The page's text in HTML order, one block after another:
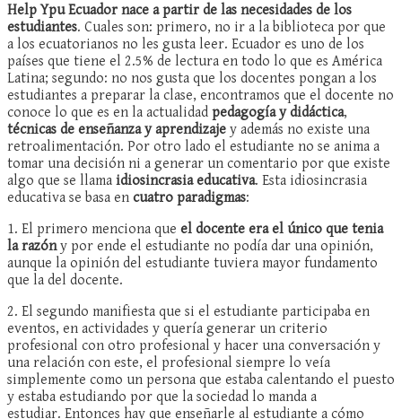
Help Ypu Ecuador nace a partir de las necesidades de los
estudiantes. Cuales son: primero, no ir a la biblioteca por que
a los ecuatorianos no les gusta leer. Ecuador es uno de los
países que tiene el 2.5% de lectura en todo lo que es América
Latina; segundo: no nos gusta que los docentes pongan a los
estudiantes a preparar la clase, encontramos que el docente no
conoce lo que es en la actualidad pedagogía y didáctica,
técnicas de enseñanza y aprendizaje y además no existe una
retroalimentación. Por otro lado el estudiante no se anima a
tomar una decisión ni a generar un comentario por que existe
algo que se llama idiosincrasia educativa. Esta idiosincrasia
educativa se basa en cuatro paradigmas:
1. El primero menciona que el docente era el único que tenia
la razóny por ende el estudiante no podía dar una opinión,
aunque la opinión del estudiante tuviera mayor fundamento
que la del docente.
2. El segundo manifiesta que si el estudiante participaba en
eventos, en actividades y quería generar un criterio
profesional con otro profesional y hacer una conversación y
una relación con este, el profesional siempre lo veía
simplemente como un persona que estaba calentando el puesto
y estaba estudiando por que la sociedad lo manda a
estudiar. Entonces hay que enseñarle al estudiante a cómo